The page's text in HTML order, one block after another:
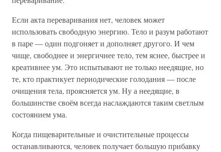
Если акта переваривания нет, человек может
использовать свободную энергию. Тело и разум работают
в паре — один подгоняет и дополняет другого. И чем
чище, свободнее и энергичнее тело, тем яснее, быстрее и
креативнее ум. Это испытывают не только неедящие, но
те, кто практикует периодические голодания — после
очищения тела, проясняется ум. Ну а неедящие, в
большинстве своём всегда наслаждаются таким светлым
состоянием ума.
Когда пищеварительные и очистительные процессы
останавливаются, человек получает большую прибавку